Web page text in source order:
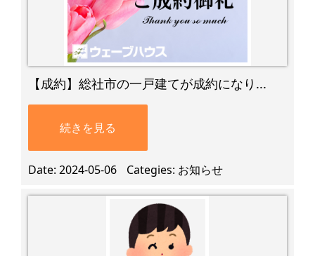
【成約】総社市の一戸建てが成約になり...
続きを見る
Date 2024-05-06 Categies お知らせ